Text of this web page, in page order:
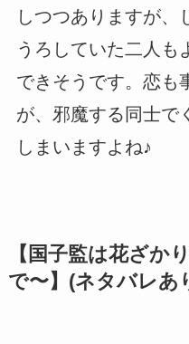
しつつありますが、
うろしていた二人も
できそうです。恋も
が、邪魔する同士で
しまいますよね♪
【国子監は花ざか
で〜】(ネタバレあ